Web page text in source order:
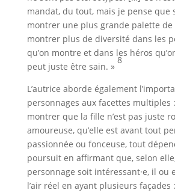
mandat, du tout, mais je pense que
montrer une plus grande palette de
montrer plus de diversité dans les
qu’on montre et dans les héros
peut juste être sain. »
8
L’autrice aborde également
personnages aux facettes multiples :
montrer que la fille n’est pas juste
amoureuse, qu’elle est avant tout
passionnée ou fonceuse, tout
poursuit en affirmant que, selon
personnage soit intéressant·e, il ou
l’air réel en ayant plusieurs façades